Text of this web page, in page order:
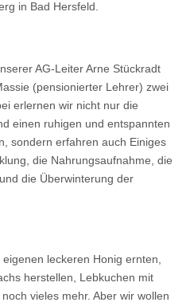
in Bad Hersfeld.
AG-Leiter Arne Stückradt
(pensionierter Lehrer) zwei
erlernen wir nicht nur die
einen ruhigen und entspannten
sondern erfahren auch Einiges
die Nahrungsaufnahme, die
die Überwinterung der
leckeren Honig ernten,
herstellen, Lebkuchen mit
vieles mehr. Aber wir wollen